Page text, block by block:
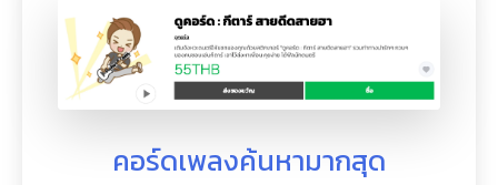
คอร์ดเพลงค้นหามากสุด